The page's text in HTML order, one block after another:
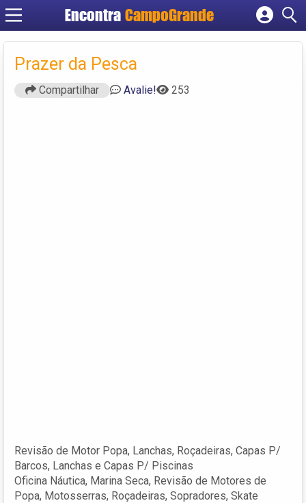
Encontra CampoGrande
Cadastrar empresa
Prazer da Pesca
Compartilhar Avalie! 253
Revisão de Motor Popa, Lanchas, Roçadeiras, Capas P/
Barcos, Lanchas e Capas P/ Piscinas
Oficina Náutica, Marina Seca, Revisão de Motores de
Popa, Motosserras, Roçadeiras, Sopradores, Skate